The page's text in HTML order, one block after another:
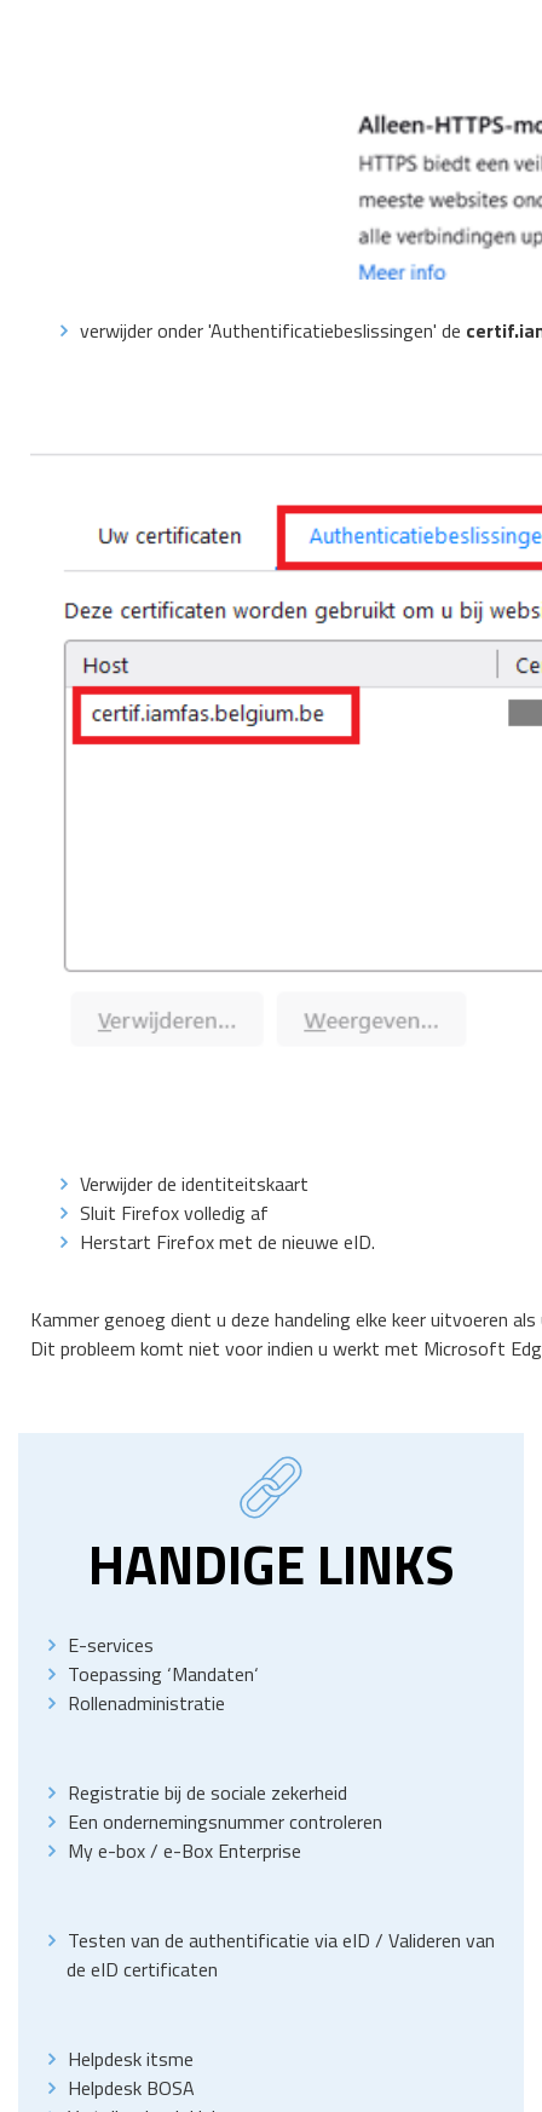
verwijder onder 'Authentificatiebeslissingen' de
Verwijder de identiteitskaart
Sluit Firefox volledig af
Herstart Firefox met de nieuwe eID.
Kammer genoeg dient u deze handeling elke keer uitvoeren
Dit probleem komt niet voor indien u werkt met Microsoft
HANDIGE LINKS
E-services
Toepassing ‘Mandaten‘
Rollenadministratie
Registratie bij de sociale zekerheid
Een ondernemingsnummer controleren
My e-box/ e-Box Enterprise
Testen van de authentificatie via eID / Valideren van
de eID certificaten
Helpdesk itsme
Helpdesk BOSA